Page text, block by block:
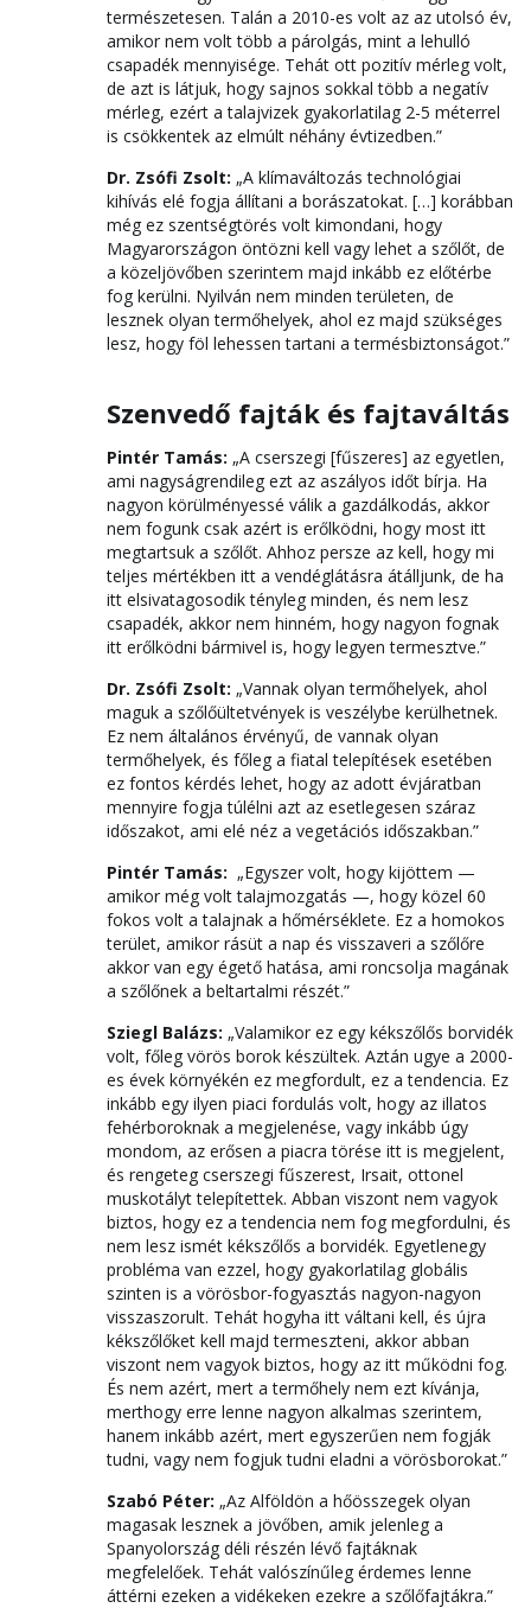
természetesen. Talán a 2010-es volt az az utolsó év,
amikor nem volt több a párolgás, mint a lehulló
csapadék mennyisége. Tehát ott pozitív mérleg volt,
de azt is látjuk, hogy sajnos sokkal több a negatív
mérleg, ezért a talajvizek gyakorlatilag 2-5 méterrel
is csökkentek az elmúlt néhány évtizedben.”
Dr. Zsófi Zsolt: „A klímaváltozás technológiai
kihívás elé fogja állítani a borászatokat. […] korábban
még ez szentségtörés volt kimondani, hogy
Magyarországon öntözni kell vagy lehet a szőlőt, de
a közeljövőben szerintem majd inkább ez előtérbe
fog kerülni. Nyilván nem minden területen, de
lesznek olyan termőhelyek, ahol ez majd szükséges
lesz, hogy föl lehessen tartani a termésbiztonságot.”
Szenvedő fajták és fajtaváltás
Pintér Tamás: „A cserszegi [fűszeres] az egyetlen,
ami nagyságrendileg ezt az aszályos időt bírja. Ha
nagyon körülményessé válik a gazdálkodás, akkor
nem fogunk csak azért is erőlködni, hogy most itt
megtartsuk a szőlőt. Ahhoz persze az kell, hogy mi
teljes mértékben itt a vendéglátásra átálljunk, de ha
itt elsivatagosodik tényleg minden, és nem lesz
csapadék, akkor nem hinném, hogy nagyon fognak
itt erőlködni bármivel is, hogy legyen termesztve.”
Dr. Zsófi Zsolt: „Vannak olyan termőhelyek, ahol
maguk a szőlőültetvények is veszélybe kerülhetnek.
Ez nem általános érvényű, de vannak olyan
termőhelyek, és főleg a fiatal telepítések esetében
ez fontos kérdés lehet, hogy az adott évjáratban
mennyire fogja túlélni azt az esetlegesen száraz
időszakot, ami elé néz a vegetációs időszakban.”
Pintér Tamás: „Egyszer volt, hogy kijöttem —
amikor még volt talajmozgatás —, hogy közel 60
fokos volt a talajnak a hőmérséklete. Ez a homokos
terület, amikor rásüt a nap és visszaveri a szőlőre
akkor van egy égető hatása, ami roncsolja magának
a szőlőnek a beltartalmi részét.”
Sziegl Balázs: „Valamikor ez egy kékszőlős borvidék
volt, főleg vörös borok készültek. Aztán ugye a 2000-
es évek környékén ez megfordult, ez a tendencia. Ez
inkább egy ilyen piaci fordulás volt, hogy az illatos
fehérboroknak a megjelenése, vagy inkább úgy
mondom, az erősen a piacra törése itt is megjelent,
és rengeteg cserszegi fűszerest, Irsait, ottonel
muskotályt telepítettek. Abban viszont nem vagyok
biztos, hogy ez a tendencia nem fog megfordulni, és
nem lesz ismét kékszőlős a borvidék. Egyetlenegy
probléma van ezzel, hogy gyakorlatilag globális
szinten is a vörösbor-fogyasztás nagyon-nagyon
visszaszorult. Tehát hogyha itt váltani kell, és újra
kékszőlőket kell majd termeszteni, akkor abban
viszont nem vagyok biztos, hogy az itt működni fog.
És nem azért, mert a termőhely nem ezt kívánja,
merthogy erre lenne nagyon alkalmas szerintem,
hanem inkább azért, mert egyszerűen nem fogják
tudni, vagy nem fogjuk tudni eladni a vörösborokat.”
Szabó Péter: „Az Alföldön a hőösszegek olyan
magasak lesznek a jövőben, amik jelenleg a
Spanyolország déli részén lévő fajtáknak
megfelelőek. Tehát valószínűleg érdemes lenne
áttérni ezeken a vidékeken ezekre a szőlőfajtákra.”